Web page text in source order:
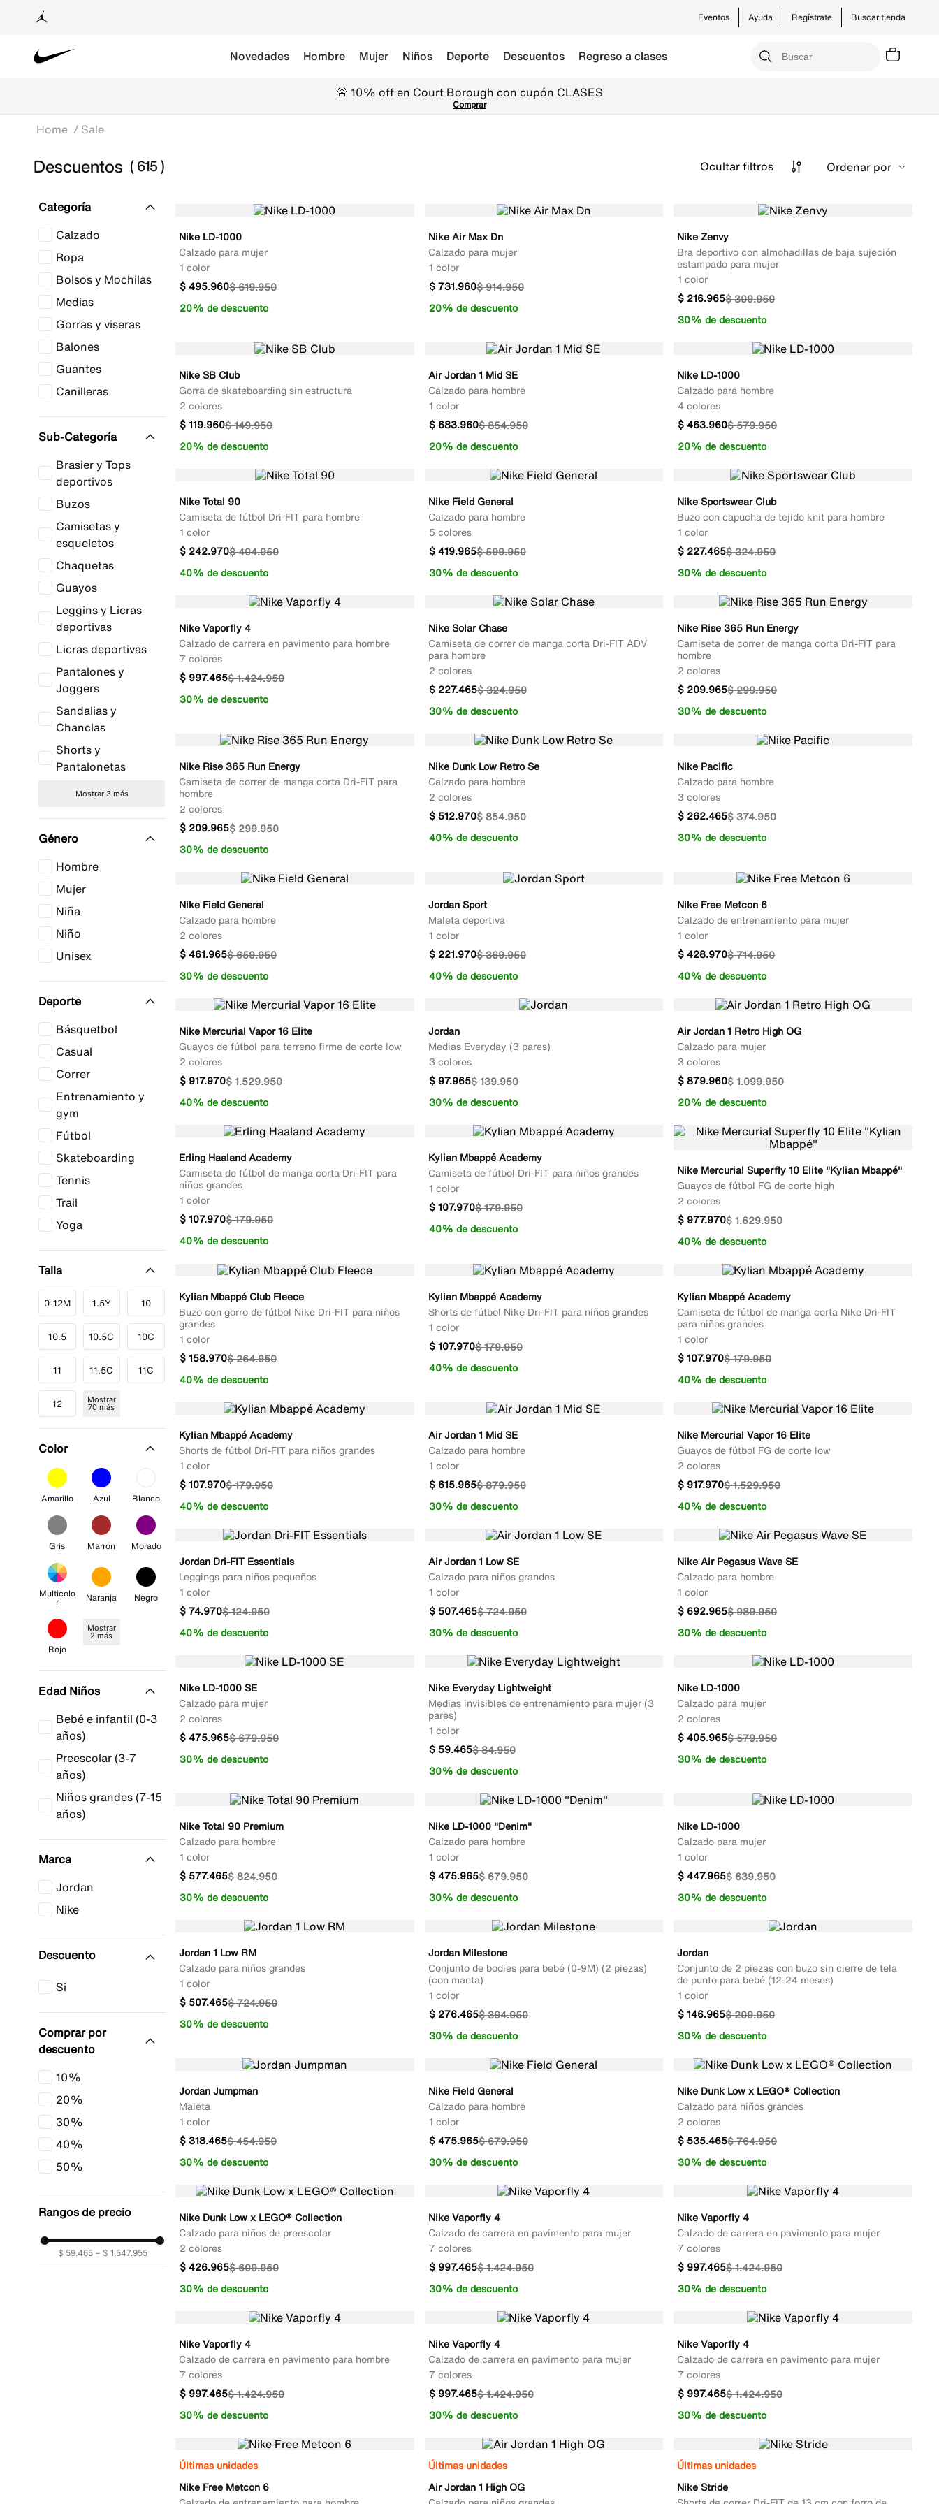
Buscar tienda
Ayuda Regístrate
Eventos
Novedades Hombre Mujer Niños Deporte Descuentos Regreso a clases
🚨 10% off en Court Borough con cupón CLASES
Comprar
Sale
Descuentos 615 Ocultarfiltros Ordenar por
Categoría
Calzado
Ropa
Bolsos y Mochilas
Medias
Gorras y viseras
Balones
Guantes
Canilleras
Sub-Categoría
Brasier y Tops
deportivos
Buzos
Camisetas y
esqueletos
Chaquetas
Guayos
Leggins y Licras
deportivas
Licras deportivas
Pantalones y
Joggers
Sandalias y
Chanclas
Shorts y
Pantalonetas
Mostrar 3 más
Género
Hombre
Mujer
Niña
Niño
Unisex
Deporte
Básquetbol
Casual
Correr
Entrenamiento y
gym
Fútbol
Skateboarding
Tennis
Trail
Yoga
Talla
0-12M 1.5Y 10
10.5 10.5C 10C
11 11.5C 11C
12 Mostrar
70 más
Color
Amarillo Azul Blanco
Gris Marrón Morado
Multicolo
R Naranja Negro
Rojo
Mostrar
2 más
Edad Niños
Bebé e infantil (0-3
años)
Preescolar (3-7
años)
Niños grandes (7-15
años)
Marca
Jordan
Nike
Comprar por
descuento
10%
20%
30%
40%
50%
Rangos de precio
$ 59.465 – $ 1.547.955
Nike LD-1000
Calzado para mujer
1 color
$619.950
$495.960
20% de descuento
Nike Air Max Dn
Calzado para mujer
1 color
$914.950
$ 731.960
20% de descuento
Nike Zenvy
Bra deportivo con almohadillas de baja sujeción
estampado para mujer
1 color
$309.950
$ 216.965
30% de descuento
Nike SB Club
Gorra de skateboarding sin estructura
2 colores
$149.950
$119.960
20% de descuento
Air Jordan 1 Mid SE
Calzado para hombre
1 color
$854.950
$ 683.960
20% de descuento
Nike LD-1000
Calzado para hombre
4 colores
$579.950
$ 463.960
20% de descuento
Nike Total 90
Camiseta de fútbol Dri-FIT para hombre
1 color
$404.950
$ 242.970
40% de descuento
Nike Field General
Calzado para hombre
5 colores
$599.950
$ 419.965
30% de descuento
Nike Sportswear Club
Buzo con capucha de tejido knit para hombre
1 color
$324.950
$ 227.465
30% de descuento
Nike Vaporfly 4
Calzado de carrera en pavimento para hombre
7 colores
$1.424.950
$ 997.465
30% de descuento
Nike Solar Chase
Camiseta de correr de manga corta Dri-FIT ADV
para hombre
2 colores
$324.950
$ 227.465
30% de descuento
Nike Rise 365 Run Energy
Camiseta de correr de manga corta Dri-FIT para
hombre
2 colores
$299.950
$ 209.965
30% de descuento
Nike Rise 365 Run Energy
Camiseta de correr de manga corta Dri-FIT para
hombre
2 colores
$299.950
$ 209.965
30% de descuento
Nike Dunk Low Retro Se
Calzado para hombre
2 colores
$854.950
$ 512.970
40% de descuento
Nike Pacific
Calzado para hombre
3 colores
$374.950
$ 262.465
30% de descuento
Nike Field General
Calzado para hombre
2 colores
$659.950
$461.965
30% de descuento
Jordan Sport
Maleta deportiva
1 color
$369.950
$ 221.970
40% de descuento
Nike Free Metcon 6
Calzado de entrenamiento para mujer
1 color
$714.950
$ 428.970
40% de descuento
Nike Mercurial Vapor 16 Elite
Guayos de fútbol para terreno firme de corte low
2 colores
$1.529.950
$ 917.970
40% de descuento
Jordan
Medias Everyday (3 pares)
3 colores
$139.950
$ 97.965
30% de descuento
Air Jordan 1 Retro High OG
Calzado para mujer
3 colores
$1.099.950
$ 879.960
20% de descuento
Erling Haaland Academy
Camiseta de fútbol de manga corta Dri-FIT para
niños grandes
1 color
$179.950
$107.970
40% de descuento
Kylian Mbappé Academy
Camiseta de fútbol Dri-FIT para niños grandes
1 color
$179.950
$ 107.970
40% de descuento
Nike Mercurial Superfly 10 Elite "Kylian Mbappé"
Guayos de fútbol FG de corte high
2 colores
$1.629.950
$ 977.970
40% de descuento
Kylian Mbappé Club Fleece
Buzo con gorro de fútbol Nike Dri-FIT para niños
grandes
1 color
$264.950
$158.970
40% de descuento
Kylian Mbappé Academy
Shorts de fútbol Nike Dri-FIT para niños grandes
1 color
$179.950
$ 107.970
40% de descuento
Kylian Mbappé Academy
Camiseta de fútbol de manga corta Nike Dri-FIT
para niños grandes
1 color
$179.950
$ 107.970
40% de descuento
Kylian Mbappé Academy
Shorts de fútbol Dri-FIT para niños grandes
1 color
$179.950
$107.970
40% de descuento
Air Jordan 1 Mid SE
Calzado para hombre
1 color
$879.950
$ 615.965
30% de descuento
Nike Mercurial Vapor 16 Elite
Guayos de fútbol FG de corte low
2 colores
$1.529.950
$ 917.970
40% de descuento
Jordan Dri-FIT Essentials
Leggings para niños pequeños
1 color
$124.950
$74.970
40% de descuento
Air Jordan 1 Low SE
Calzado para niños grandes
1 color
$724.950
$ 507.465
30% de descuento
Nike Air Pegasus Wave SE
Calzado para hombre
1 color
$989.950
$ 692.965
30% de descuento
Nike LD-1000 SE
Calzado para mujer
2 colores
$679.950
$475.965
30% de descuento
Nike Everyday Lightweight
Medias invisibles de entrenamiento para mujer (3
pares)
1 color
$84.950
$ 59.465
30% de descuento
Nike LD-1000
Calzado para mujer
2 colores
$579.950
$ 405.965
30% de descuento
Nike Total 90 Premium
Calzado para hombre
1 color
$824.950
$ 577.465
30% de descuento
Nike LD-1000 "Denim"
Calzado para hombre
1 color
$679.950
$ 475.965
30% de descuento
Nike LD-1000
Calzado para mujer
1 color
$639.950
$ 447.965
30% de descuento
Jordan 1 Low RM
Calzado para niños grandes
1 color
$724.950
$ 507.465
30% de descuento
Jordan Milestone
Conjunto de bodies para bebé (0-9M) (2 piezas)
(con manta)
1 color
$394.950
$ 276.465
30% de descuento
Jordan
Conjunto de 2 piezas con buzo sin cierre de tela
de punto para bebé (12-24 meses)
1 color
$209.950
$ 146.965
30% de descuento
Jordan Jumpman
Maleta
1 color
$454.950
$318.465
30% de descuento
Nike Field General
Calzado para hombre
1 color
$679.950
$ 475.965
30% de descuento
Nike Dunk Low x LEGO® Collection
Calzado para niños grandes
2 colores
$764.950
$ 535.465
30% de descuento
Nike Dunk Low x LEGO® Collection
Calzado para niños de preescolar
2 colores
$609.950
$426.965
30% de descuento
Nike Vaporfly 4
Calzado de carrera en pavimento para mujer
7 colores
$1.424.950
$ 997.465
30% de descuento
Nike Vaporfly 4
Calzado de carrera en pavimento para mujer
7 colores
$1.424.950
$ 997.465
30% de descuento
Nike Vaporfly 4
Calzado de carrera en pavimento para hombre
7 colores
$1.424.950
$ 997.465
30% de descuento
Nike Vaporfly 4
Calzado de carrera en pavimento para mujer
7 colores
$1.424.950
$ 997.465
30% de descuento
Nike Vaporfly 4
Calzado de carrera en pavimento para mujer
7 colores
$1.424.950
$ 997.465
30% de descuento
Últimas unidades
Nike Free Metcon 6
Últimas unidades
Air Jordan 1 High OG
Últimas unidades
Nike Stride